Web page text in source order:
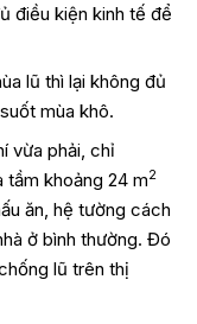
điều kiện kinh tế để
lũ thì lại không đủ
mùa khô.
vừa phải, chỉ
tầm khoảng 24 m2
ăn, hệ tường cách
ở bình thường. Đó
lũ trên thị